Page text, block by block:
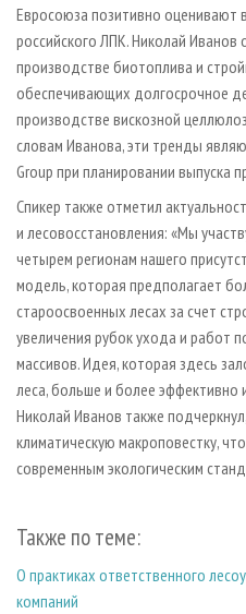
ИНСТРУМЕНТ И МАТЕРИАЛЫ
БИБЛИОТЕКА СПЕЦИАЛИСТА
Евросоюза позитивно оценивают
российского ЛПК. Николай Иванов
производстве биотоплива и
обеспечивающих долгосрочное
производстве вискозной
словам Иванова, эти тренды
Group при планировании выпуска
Спикер также отметил
и лесовосстановления: «Мы
четырем регионам нашего
модель, которая предполагает
староосвоенных лесах за счет
увеличения рубок ухода и работ
массивов. Идея, которая здесь
леса, больше и более эффективно
Николай Иванов также
климатическую макроповестку,
современным экологическим
Также по теме:
О практиках ответственного
компаний